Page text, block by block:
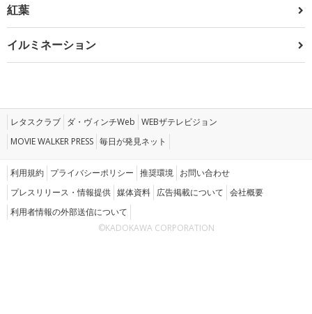
紅葉
イルミネーション
レタスクラブ ダ・ヴィンチWeb WEBザテレビジョン
MOVIE WALKER PRESS 毎日が発見ネット
利用規約 プライバシーポリシー 推奨環境 お問い合わせ
プレスリリース・情報提供 媒体資料 広告掲載について 会社概要
利用者情報の外部送信について
©KADOKAWA CORPORATION